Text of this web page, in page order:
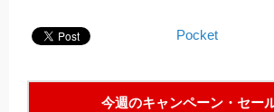
Pocket
今週のキャンペーン・セー